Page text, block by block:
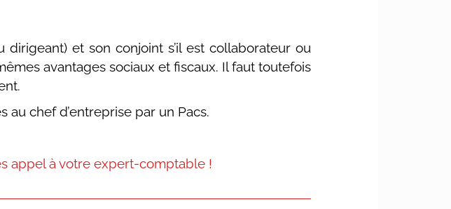
et son conjoint s’il est collaborateur ou
avantages sociaux et fiscaux. Il faut toutefois
chef d’entreprise par un Pacs.
appel à votre expert-comptable !